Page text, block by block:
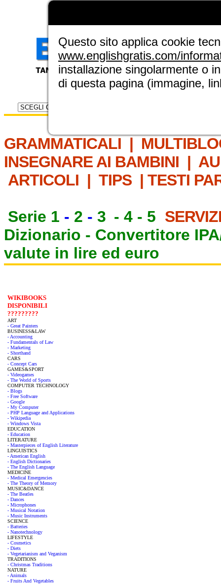
Selettore risorse
GRAMMATICALI |
INSEGNARE AI BAMBINI |
ARTICOLI | TIPS | TESTI
Serie 1 - 2 - 3 - 4 - 5
Dizionario - Convertitore
valute in lire ed euro
WIKIBOOKS
DISPONIBILI
?????????
ART
- Great Painters
BUSINESS&LAW
- Accounting
- Fundamentals of Law
- Marketing
- Shorthand
CARS
- Concept Cars
GAMES&SPORT
- Videogames
- The World of Sports
COMPUTER TECHNOLOGY
- Blogs
- Free Software
- Google
- My Computer
- PHP Language and Applications
- Wikipedia
- Windows Vista
EDUCATION
- Education
LITERATURE
- Masterpieces of English Literature
LINGUISTICS
- American English
- English Dictionaries
- The English Language
MEDICINE
- Medical Emergencies
- The Theory of Memory
MUSIC&DANCE
- The Beatles
- Dances
- Microphones
- Musical Notation
- Music Instruments
SCIENCE
- Batteries
- Nanotechnology
LIFESTYLE
- Cosmetics
- Diets
- Vegetarianism and Veganism
TRADITIONS
- Christmas Traditions
NATURE
- Animals
- Fruits And Vegetables
Questo sito applica cookie
www.englishgratis.com/
installazione singolarmente o
di questa pagina (immagine,